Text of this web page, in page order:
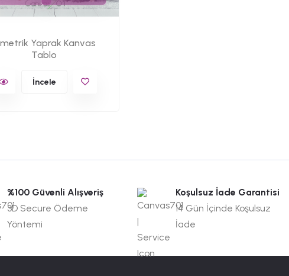
Yaprak Kanvas
Tablo
İncele
%100 Güvenli Alışveriş
3D Secure Ödeme
Yöntemi
Koşulsuz İade Garantisi
14 Gün İçinde Koşulsuz
İade